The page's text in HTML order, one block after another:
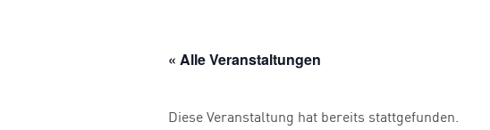
« Alle Veranstaltungen
Diese Veranstaltung hat bereits stattgefunden.